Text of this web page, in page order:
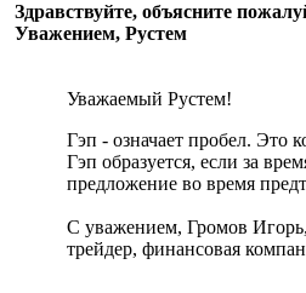
Здравствуйте, объясните
Уважением, Рустем
Уважаемый Рустем!
Гэп - означает пробел. Это
Гэп образуется, если за
предложение во время
С уважением, Громов Игорь,
трейдер, финансовая